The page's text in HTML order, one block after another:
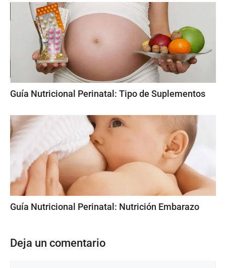
Guía Nutricional Perinatal: Tipo de Suplementos
Guía Nutricional Perinatal: Nutrición Embarazo
Deja un comentario